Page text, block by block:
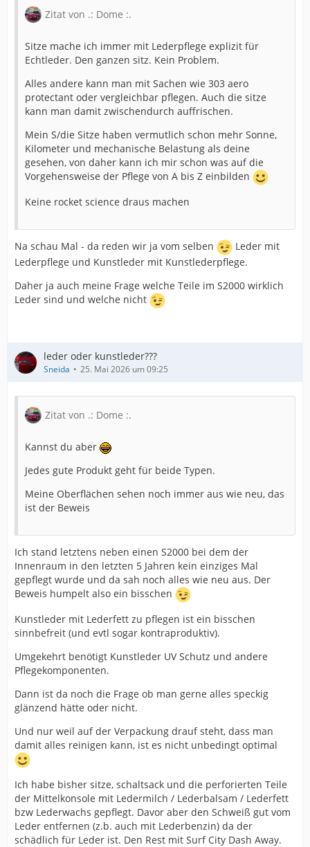
Zitat von .: Dome :.
Sitze mache ich immer mit Lederpflege explizit für
Echtleder. Den ganzen sitz. Kein Problem.
Alles andere kann man mit Sachen wie 303 aero
protectant oder vergleichbar pflegen. Auch die sitze
kann man damit zwischendurch auffrischen.
Mein S/die Sitze haben vermutlich schon mehr Sonne,
Kilometer und mechanische Belastung als deine
gesehen, von daher kann ich mir schon was auf die
Vorgehensweise der Pflege von A bis Z einbilden
Keine rocket science draus machen
Na schau Mal - da reden wir ja vom selben
Leder mit
Lederpflege und Kunstleder mit Kunstlederpflege.
Daher ja auch meine Frage welche Teile im S2000 wirklich
Leder sind und welche nicht
leder oder kunstleder???
Sneida 25. Mai 2026 um 09:25
Zitat von .: Dome :.
Kannst du aber
Jedes gute Produkt geht für beide Typen.
Meine Oberflächen sehen noch immer aus wie neu, das
ist der Beweis
Ich stand letztens neben einen S2000 bei dem der
Innenraum in den letzten 5 Jahren kein einziges Mal
gepflegt wurde und da sah noch alles wie neu aus. Der
Beweis humpelt also ein bisschen
Kunstleder mit Lederfett zu pflegen ist ein bisschen
sinnbefreit (und evtl sogar kontraproduktiv).
Umgekehrt benötigt Kunstleder UV Schutz und andere
Pflegekomponenten.
Dann ist da noch die Frage ob man gerne alles speckig
glänzend hätte oder nicht.
Und nur weil auf der Verpackung drauf steht, dass man
damit alles reinigen kann, ist es nicht unbedingt optimal
Ich habe bisher sitze, schaltsack und die perforierten Teile
der Mittelkonsole mit Ledermilch / Lederbalsam / Lederfett
bzw Lederwachs gepflegt. Davor aber den Schweiß gut vom
Leder entfernen (z.b. auch mit Lederbenzin) da der
schädlich für Leder ist. Den Rest mit Surf City Dash Away.